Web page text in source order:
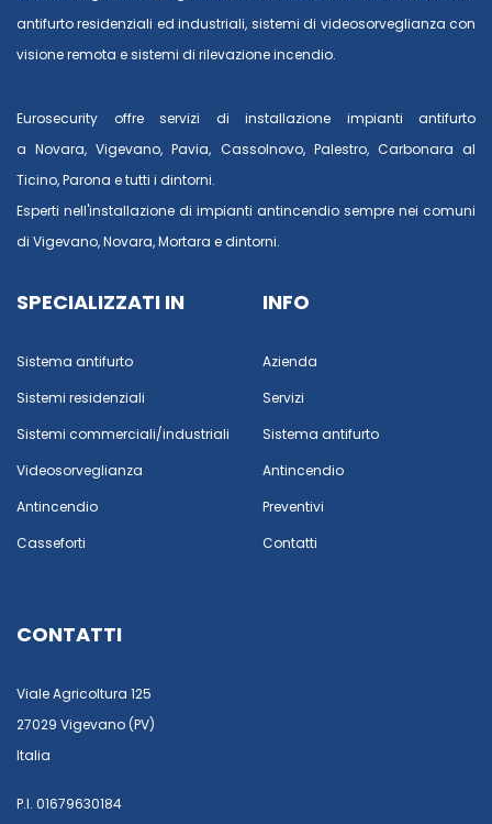
antifurto residenziali ed industriali, sistemi di videosorveglianza con
visione remota e sistemi di rilevazione incendio.
Eurosecurity offre servizi di installazione impianti antifurto
aNovara,Vigevano,Pavia, Cassolnovo, Palestro, Carbonara al
Ticino,Parona e tutti i dintorni.
Esperti nell'installazione di impianti antincendio sempre nei comuni
di Vigevano,Novara,Mortara e dintorni.
SPECIALIZZATI IN
Sistema antifurto
Sistemi residenziali
Sistemi commerciali/industriali
Videosorveglianza
Antincendio
Casseforti
INFO
Azienda
Servizi
Sistema antifurto
Antincendio
Preventivi
Contatti
CONTATTI
Viale Agricoltura 125
27029 Vigevano (PV)
Italia
P.I. 01679630184